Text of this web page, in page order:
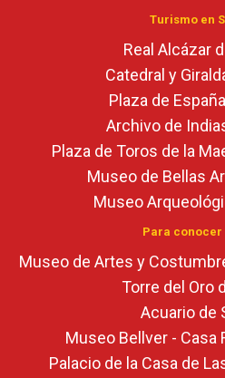
Turismo en
Real Alcázar
Catedral y
Plaza de
Archivo de
Plaza de Toros de la
Museo de Bellas
Museo
Para conocer
Museo de Artes y
Torre del Oro
Acuario de
Museo Bellver - Casa
Palacio de la Casa de